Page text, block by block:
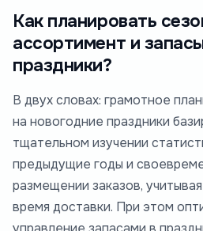
Как планировать
ассортимент и
праздники?
В двух словах: грамотное
на новогодние праздники
тщательном изучении
предыдущие годы и
размещении заказов,
время доставки. При этом